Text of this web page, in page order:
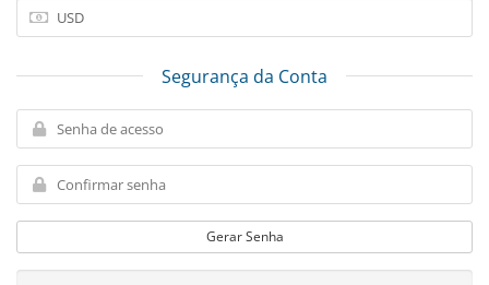
Segurança da Conta
Gerar Senha